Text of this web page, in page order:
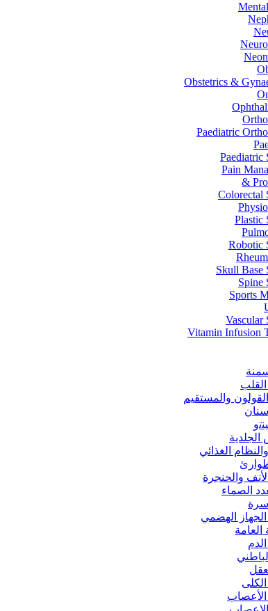
Obstetrics &
Paediatric
Paediatric
Pain
Colorectal
Plastic
Robotic
Skull Base
Spine
Sports
Vascular
Vitamin Infusion
والمستقيم
الجلدية
الغذائي
والحنجرة
الصماء
الهضمي
العامة